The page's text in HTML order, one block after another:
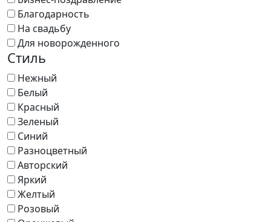
Благодарность
На свадьбу
Для новорожденного
Стиль
Нежный
Белый
Красный
Зеленый
Синий
Разноцветный
Авторский
Яркий
Желтый
Розовый